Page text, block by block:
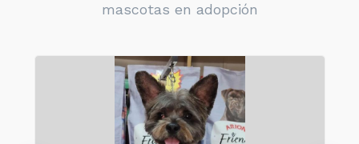
mascotas en adopción